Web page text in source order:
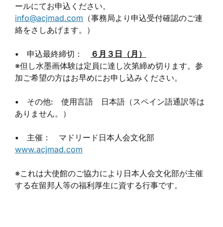
ールにてお申込ください。
info@acjmad.com （事務局より申込受付確認のご連
絡をさしあげます。）
• 申込最終締切：
６月３日（月）
※但し水墨画体験は定員に達し次第締め切ります。参
加ご希望の方はお早めにお申し込みください。
• その他: 使用言語 日本語（スペイン語通訳等は
ありません。）
• 主催： マドリード日本人会文化部
www.acjmad.com
※これは大使館のご協力により日本人会文化部が主催
する在留邦人等の福利厚生に資する行事です。